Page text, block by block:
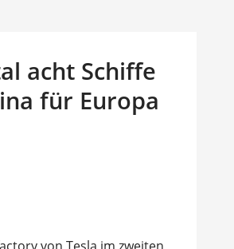
acht Schiffe
für Europa
von Tesla im zweiten